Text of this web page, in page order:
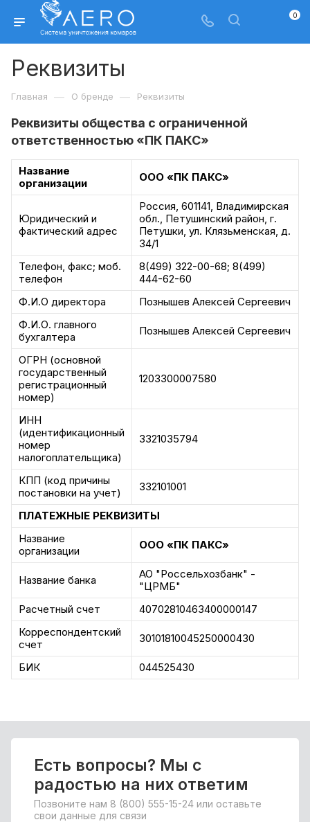
0
Реквизиты
Главная — О бренде — Реквизиты
Реквизиты общества с ограниченной
ответственностью «ПК ПАКС»
Название
организации
ООО «ПК ПАКС»
Юридический и
фактический адрес
Россия, 601141, Владимирская
обл., Петушинский район, г.
Петушки, ул. Клязьменская, д.
34/1
Телефон, факс; моб.
телефон
8(499) 322-00-68; 8(499)
444-62-60
Ф.И.О директора
Познышев Алексей Сергеевич
Ф.И.О. главного
бухгалтера
Познышев Алексей Сергеевич
ОГРН (основной
государственный
регистрационный
номер)
1203300007580
ИНН
(идентификационный
номер
налогоплательщика)
3321035794
КПП (код причины
постановки на учет)
332101001
ПЛАТЕЖНЫЕ РЕКВИЗИТЫ
Название
организации
ООО «ПК ПАКС»
Название банка
АО "Россельхозбанк" -
"ЦРМБ"
Расчетный счет
40702810463400000147
Корреспондентский
счет
30101810045250000430
БИК 044525430
Есть вопросы? Мы с
радостью на них ответим
Позвоните нам 8 (800) 555-15-24 или оставьте
свои данные для связи